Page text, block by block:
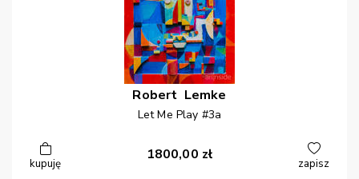
Robert Lemke
Let Me Play #3a
kupuję
1800,00 zł
zapisz